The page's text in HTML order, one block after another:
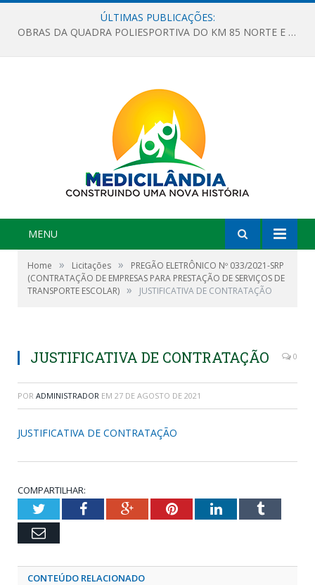
ÚLTIMAS PUBLICAÇÕES:
OBRAS DA QUADRA POLIESPORTIVA DO KM 85 NORTE E DA ESCOLA GASPAR VIANA AVANÇAM
MENU
Home » Licitações »
PREGÃO ELETRÔNICO Nº 033/2021-SRP
(CONTRATAÇÃO DE EMPRESAS PARA PRESTAÇÃO DE SERVIÇOS DE
TRANSPORTE ESCOLAR) » JUSTIFICATIVA DE CONTRATAÇÃO
JUSTIFICATIVA DE CONTRATAÇÃO 0
POR ADMINISTRADOR EM 27 DE AGOSTO DE 2021
JUSTIFICATIVA DE CONTRATAÇÃO
COMPARTILHAR:
TwitterFacebookGoogle+PinterestLinkedInTumblr
Email
CONTEÚDO RELACIONADO